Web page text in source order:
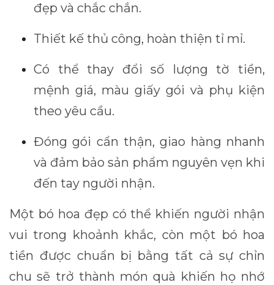
đẹp và chắc chắn.
Thiết kế thủ công, hoàn thiện tỉ mỉ.
Có thể thay đổi số lượng tờ tiền,
mệnh giá, màu giấy gói và phụ kiện
theo yêu cầu.
Đóng gói cẩn thận, giao hàng nhanh
và đảm bảo sản phẩm nguyên vẹn khi
đến tay người nhận.
Một bó hoa đẹp có thể khiến người nhận
vui trong khoảnh khắc, còn một bó hoa
tiền được chuẩn bị bằng tất cả sự chỉn
chu sẽ trở thành món quà khiến họ nhớ